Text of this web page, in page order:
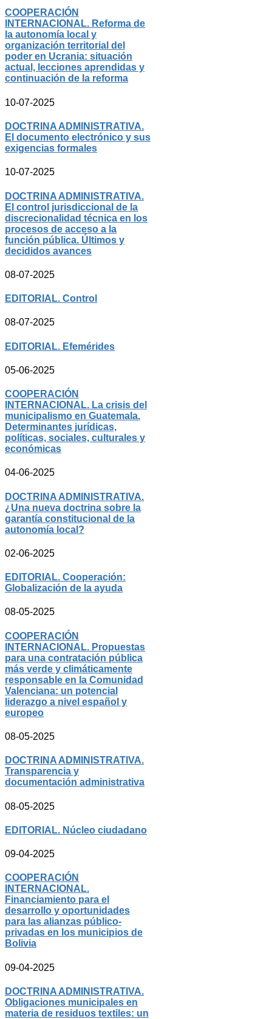
COOPERACIÓN
INTERNACIONAL. Reforma de
la autonomía local y
organización territorial del
poder en Ucrania: situación
actual, lecciones aprendidas y
continuación de la reforma
10-07-2025
DOCTRINA ADMINISTRATIVA.
El documento electrónico y sus
exigencias formales
10-07-2025
DOCTRINA ADMINISTRATIVA.
El control jurisdiccional de la
discrecionalidad técnica en los
procesos de acceso a la
función pública. Últimos y
decididos avances
08-07-2025
EDITORIAL. Control
08-07-2025
EDITORIAL. Efemérides
05-06-2025
COOPERACIÓN
INTERNACIONAL. La crisis del
municipalismo en Guatemala.
Determinantes jurídicas,
políticas, sociales, culturales y
económicas
04-06-2025
DOCTRINA ADMINISTRATIVA.
¿Una nueva doctrina sobre la
garantía constitucional de la
autonomía local?
02-06-2025
EDITORIAL. Cooperación:
Globalización de la ayuda
08-05-2025
COOPERACIÓN
INTERNACIONAL. Propuestas
para una contratación pública
más verde y climáticamente
responsable en la Comunidad
Valenciana: un potencial
liderazgo a nivel español y
europeo
08-05-2025
DOCTRINA ADMINISTRATIVA.
Transparencia y
documentación administrativa
08-05-2025
EDITORIAL. Núcleo ciudadano
09-04-2025
COOPERACIÓN
INTERNACIONAL.
Financiamiento para el
desarrollo y oportunidades
para las alianzas público-
privadas en los municipios de
Bolivia
09-04-2025
DOCTRINA ADMINISTRATIVA.
Obligaciones municipales en
materia de residuos textiles: un